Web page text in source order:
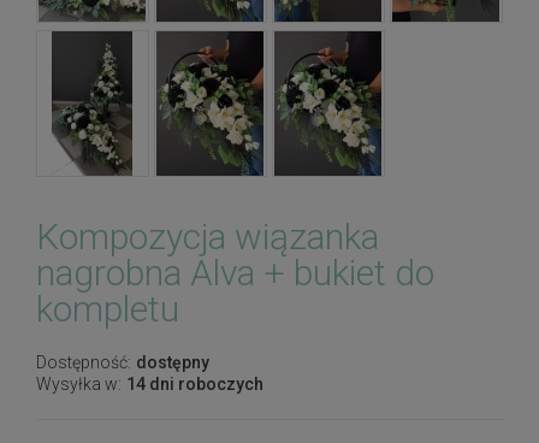
Kompozycja wiązanka
nagrobna Alva + bukiet do
kompletu
Dostępność: dostępny
Wysyłka w: 14 dni roboczych